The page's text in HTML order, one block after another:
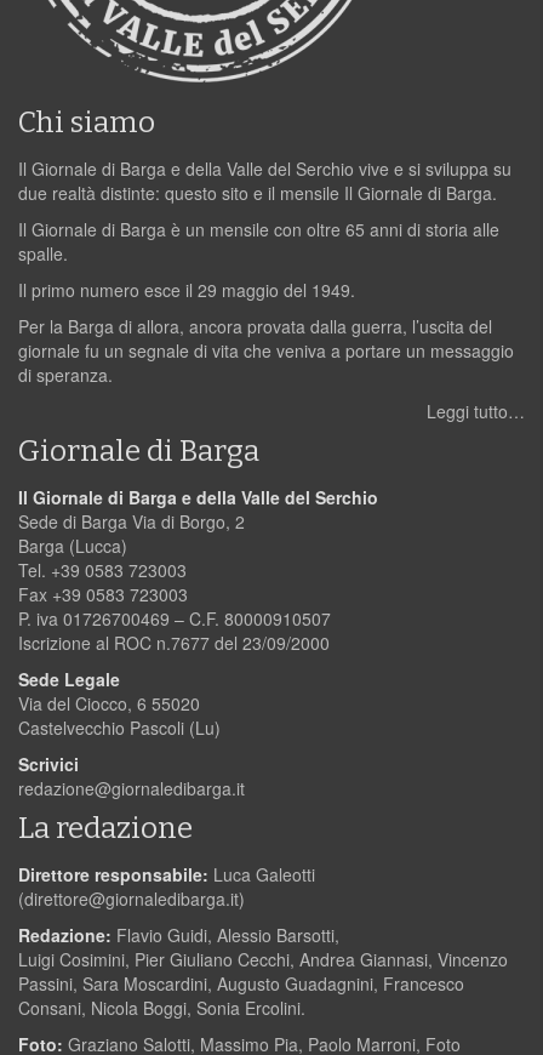
Chi siamo
Il Giornale di Barga e della Valle del Serchio vive e si sviluppa su
due realtà distinte: questo sito e il mensile Il Giornale di Barga.
Il Giornale di Barga è un mensile con oltre 65 anni di storia alle
spalle.
Il primo numero esce il 29 maggio del 1949.
Per la Barga di allora, ancora provata dalla guerra, l’uscita del
giornale fu un segnale di vita che veniva a portare un messaggio
di speranza.
Leggi tutto…
Giornale di Barga
Il Giornale di Barga e della Valle del Serchio
Sede di Barga Via di Borgo, 2
Barga (Lucca)
Tel. +39 0583 723003
Fax +39 0583 723003
P. iva 01726700469 – C.F. 80000910507
Iscrizione al ROC n.7677 del 23/09/2000
Sede Legale
Via del Ciocco, 6 55020
Castelvecchio Pascoli (Lu)
Scrivici
redazione@giornaledibarga.it
La redazione
Direttore responsabile: Luca Galeotti
(direttore@giornaledibarga.it)
Redazione: Flavio Guidi, Alessio Barsotti,
Luigi Cosimini, Pier Giuliano Cecchi, Andrea Giannasi, Vincenzo
Passini, Sara Moscardini, Augusto Guadagnini, Francesco
Consani, Nicola Boggi, Sonia Ercolini.
Foto: Graziano Salotti, Massimo Pia, Paolo Marroni, Foto